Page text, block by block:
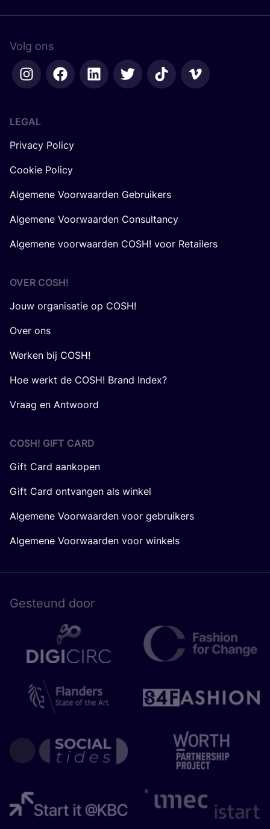
Volg ons
LEGAL
Privacy Policy
Cookie Policy
Algemene Voorwaarden Gebruikers
Algemene Voorwaarden Consultancy
Algemene voorwaarden COSH! voor Retailers
OVER COSH!
Jouw organisatie op COSH!
Over ons
Werken bij COSH!
Hoe werkt de COSH! Brand Index?
Vraag en Antwoord
COSH! GIFT CARD
Gift Card aankopen
Gift Card ontvangen als winkel
Algemene Voorwaarden voor gebruikers
Algemene Voorwaarden voor winkels
Gesteund door